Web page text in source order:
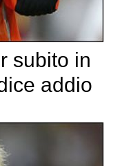
subito in
addio